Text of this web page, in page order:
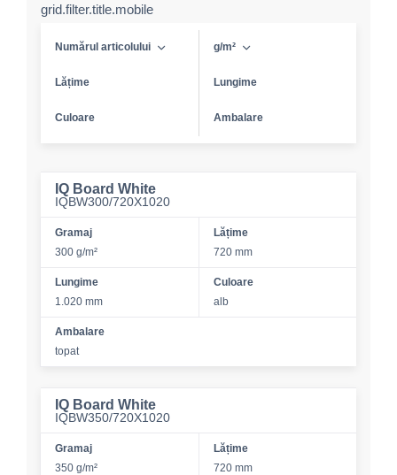
grid.filter.title.mobile
Numărul articolului g/m²
Lățime Lungime
Culoare Ambalare
IQ Board White
IQBW300/720X1020
Gramaj
300 g/m²
Lățime
720 mm
Lungime
1.020 mm
Culoare
alb
Ambalare
topat
IQ Board White
IQBW350/720X1020
Gramaj
350 g/m²
Lățime
720 mm